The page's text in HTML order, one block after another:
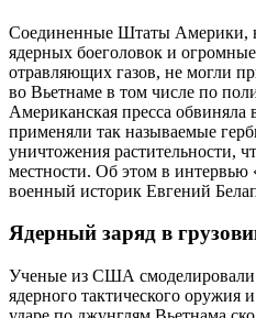
Соединенные Штаты Америки,
ядерных боеголовок и
отравляющих газов, не могли
во Вьетнаме в том числе по
Американская пресса
применяли так называемые
уничтожения растительности,
местности. Об этом в интервью
военный историк Евгений
Ядерный заряд в
Ученые из США
ядерного тактического